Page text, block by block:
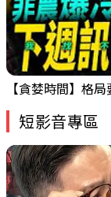
短影音專區